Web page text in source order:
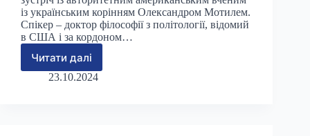
із українським корінням Олександром Мотилем.
Спікер – доктор філософії з політології, відомий
в США і за кордоном…
Читати далі
В
Острозькій
23.10.2024